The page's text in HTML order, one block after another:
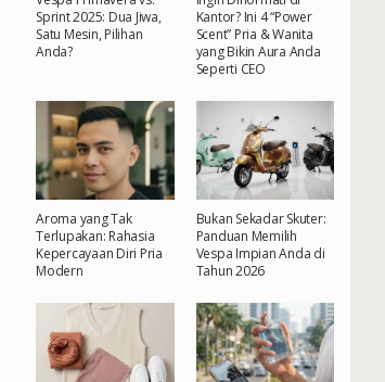
Sprint 2025: Dua Jiwa,
Satu Mesin, Pilihan
Anda?
Kantor? Ini 4 “Power
Scent” Pria & Wanita
yang Bikin Aura Anda
Seperti CEO
Aroma yang Tak
Terlupakan: Rahasia
Kepercayaan Diri Pria
Modern
Bukan Sekadar Skuter:
Panduan Memilih
Vespa Impian Anda di
Tahun 2026